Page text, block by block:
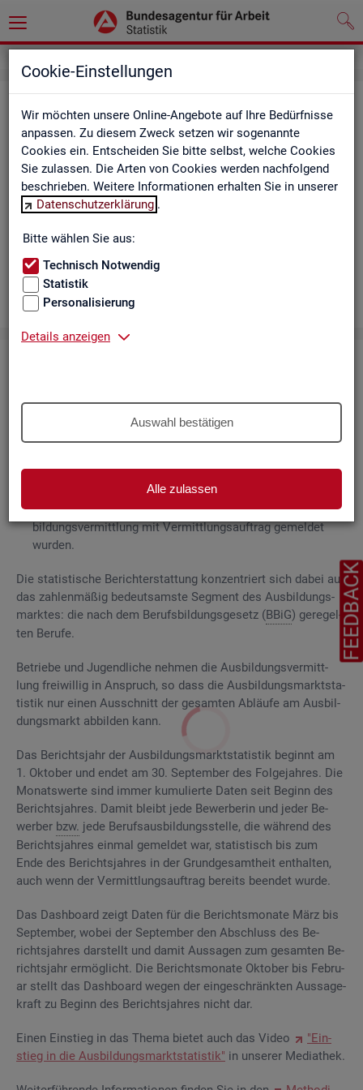
Cookie-Einstellungen
Wir möchten unsere Online-Angebote auf Ihre Bedürfnisse
anpassen. Zu diesem Zweck setzen wir sogenannte
Cookies ein. Entscheiden Sie bitte selbst, welche Cookies
Sie zulassen. Die Arten von Cookies werden nachfolgend
beschrieben. Weitere Informationen erhalten Sie in unserer
Datenschutzerklärung .
Bitte wählen Sie aus:
Technisch Notwendig
Statistik
Personalisierung
Details anzeigen
Auswahl bestätigen
Alle zulassen
Aus­bil­dungs­markt
Das Da­sh­board zeigt die wich­tigs­ten Daten zum Aus­bil­dungs­
markt in in­ter­ak­ti­ven Gra­fi­ken und Ta­bel­len. Für Deutsch­land,
Län­der, Krei­se, Agen­tur­be­zir­ke und Ar­beits­markt­re­gio­nen bil­
det es ge­mel­de­te Be­wer­be­rin­nen und Be­wer­ber sowie Be­rufs­
aus­bil­dungs­stel­len nach ge­frag­ten Merk­ma­len ab, bei­spiels­
wei­se Be­ru­fe. Neue Daten gibt es mo­nat­lich für März bis Sep­
DieAus­bil­dungs­markt­sta­tis­tik be­rich­tet über
Be­wer­be­rin­nen und Be­wer­ber für Be­rufs­aus­bil­
der Agen­tu­ren für Ar­beit undJob­cen­terzum Aus­bil­dungs­
markt in An­spruch neh­men, sowie
Be­rufs­aus­bil­dungs­stel­len, die beiAAundJCfür die Aus­
bil­dungs­ver­mitt­lung mit Ver­mitt­lungs­auf­trag ge­mel­det
wur­den.
Die sta­tis­ti­sche Be­richt­erstat­tung kon­zen­triert sich dabei auf
das zah­len­mä­ßig be­deut­sams­te Seg­ment des Aus­bil­dungs­
mark­tes: die nach dem Be­rufs­bil­dungs­ge­setz (BBiG) ge­re­gel­
ten Be­ru­fe.
Be­trie­be und Ju­gend­li­che neh­men die Aus­bil­dungs­ver­mitt­
lung frei­wil­lig in An­spruch, so dass die Aus­bil­dungs­markt­sta­
tis­tik nur einen Aus­schnitt der ge­sam­ten Ab­läu­fe am Aus­bil­
dungs­markt ab­bil­den kann.
Das Be­richts­jahr der Aus­bil­dungs­markt­sta­tis­tik be­ginnt am
1. Ok­to­ber und endet am 30. Sep­tem­ber des Fol­ge­jah­res. Die
Mo­nats­wer­te sind immer ku­mu­lier­te Daten seit Be­ginn des
Be­richts­jah­res. Damit bleibt jede Be­wer­be­rin und jeder Be­
wer­ber bzw. jede Be­rufs­aus­bil­dungs­stel­le, die wäh­rend des
Be­richts­jah­res ein­mal ge­mel­det war, sta­tis­tisch bis zum
Ende des Be­richts­jah­res in der Grund­ge­samt­heit ent­hal­ten,
auch wenn der Ver­mitt­lungs­auf­trag be­reits be­en­det wurde.
Das Da­sh­board zeigt Daten für die Be­richts­mo­na­te März bis
Sep­tem­ber, wobei der Sep­tem­ber den Ab­schluss des Be­
richts­jah­res dar­stellt und damit Aus­sa­gen zum ge­sam­ten Be­
richts­jahr er­mög­licht. Die Be­richts­mo­na­te Ok­to­ber bis Fe­bru­
ar stellt das Da­sh­board wegen der ein­ge­schränk­ten Aus­sa­ge­
kraft zu Be­ginn des Be­richts­jah­res nicht dar.
Einen Ein­stieg in das Thema bie­tet auch das Video
"Ein­
stieg in die Aus­bil­dungs­markt­sta­tis­tik" in un­se­rer Me­dia­thek.
FEEDBACK